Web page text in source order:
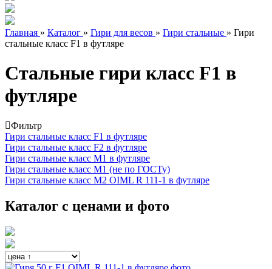
Главная » Каталог » Гири для весов » Гири стальные » Гири
стальные класс F1 в футляре
Стальные гири класс F1 в
футляре
Фильтр
Гири стальные класс F1 в футляре
Гири стальные класс F2 в футляре
Гири стальные класс М1 в футляре
Гири стальные класс М1 (не по ГОСТу)
Гири стальные класс М2 OIML R 111-1 в футляре
Каталог с ценами и фото